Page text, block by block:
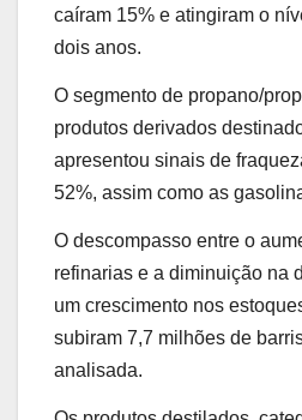
caíram 15% e atingiram o
dois anos.
O segmento de propano/
produtos derivados
apresentou sinais de
52%, assim como as
O descompasso entre o
refinarias e a diminuição na
um crescimento nos
subiram 7,7 milhões de
analisada.